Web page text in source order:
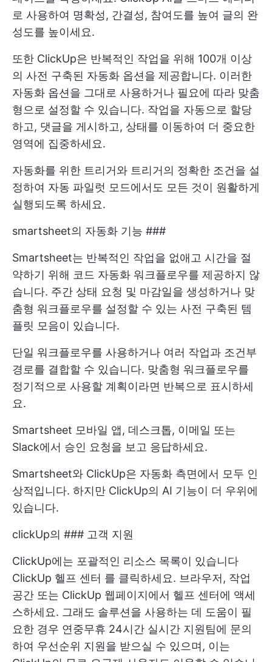
로 사용하여 명확성, 간결성, 참여도를 높여 글의 완
성도를 높이세요.
또한 ClickUp은 반복적인 작업을 위해 100개 이상
의 사전 구축된 자동화 옵션을 제공합니다. 이러한
자동화 옵션을 그대로 사용하거나 필요에 따라 맞춤
형으로 설정할 수 있습니다. 작업을 자동으로 할당
하고, 댓글을 게시하고, 상태를 이동하여 더 중요한
영역에 집중하세요.
자동화를 위한 트리거와 트리거의 정확한 조건을 설
정하여 자동 파일럿 모드에서도 모든 것이 원활하게
실행되도록 하세요.
smartsheet의 자동화 기능 ###
Smartsheet는 반복적인 작업을 없애고 시간을 절
약하기 위해 코드 자동화 워크플로우를 제공하지 않
습니다. 주간 상태 요청 및 마감일을 생성하거나 맞
춤형 워크플로우를 설정할 수 있는 사전 구축된 템
플릿 모음이 있습니다.
단일 워크플로우를 사용하거나 여러 작업과 조건부
경로를 결합할 수 있습니다. 맞춤형 워크플로우를
정기적으로 사용할 계획이라면 반복으로 표시하세
요.
Smartsheet 모바일 앱, 데스크톱, 이메일 또는
Slack에서 승인 요청을 보고 응답하세요.
Smartsheet와 ClickUp은 자동화 측면에서 모두 인
상적입니다. 하지만 ClickUp의 AI 기능이 더 우위에
있습니다.
clickUp의 ### 고객 지원
ClickUp에는 포괄적인 리소스 목록이 있습니다
ClickUp 헬프 센터 를 클릭하세요. 브라우저, 작업
공간 또는 ClickUp 웹페이지에서 헬프 센터에 액세
스하세요. 그래도 솔루션을 사용하는 데 도움이 필
요한 경우 연중무휴 24시간 실시간 지원팀에 문의
하여 우선순위 지원을 받으실 수 있으며, 이는